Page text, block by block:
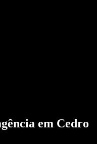
em Cedro